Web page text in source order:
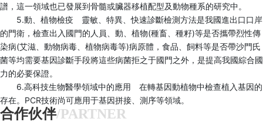
譜，這一領域也已發展到骨髓或臟器移植配型及動物種系的研究中。
5.動、植物檢疫 靈敏、特異、快速診斷檢測方法是我國進出口口岸
的門衛，檢查出入國門的人員、動、植物(種畜、種籽)等是否攜帶烈性傳
染病(艾滋、動物病毒、植物病毒等)病原體，食品、飼料等是否帶沙門氏
菌等均需要基因診斷手段將這些病菌拒之于國門之外，是提高我國綜合國
力的必要保證。
6.高科技生物醫學領域中的應用 在轉基因動植物中檢查植入基因的
存在。PCR技術尚可應用于基因拼接、測序等領域。
合作伙伴/PARTNER